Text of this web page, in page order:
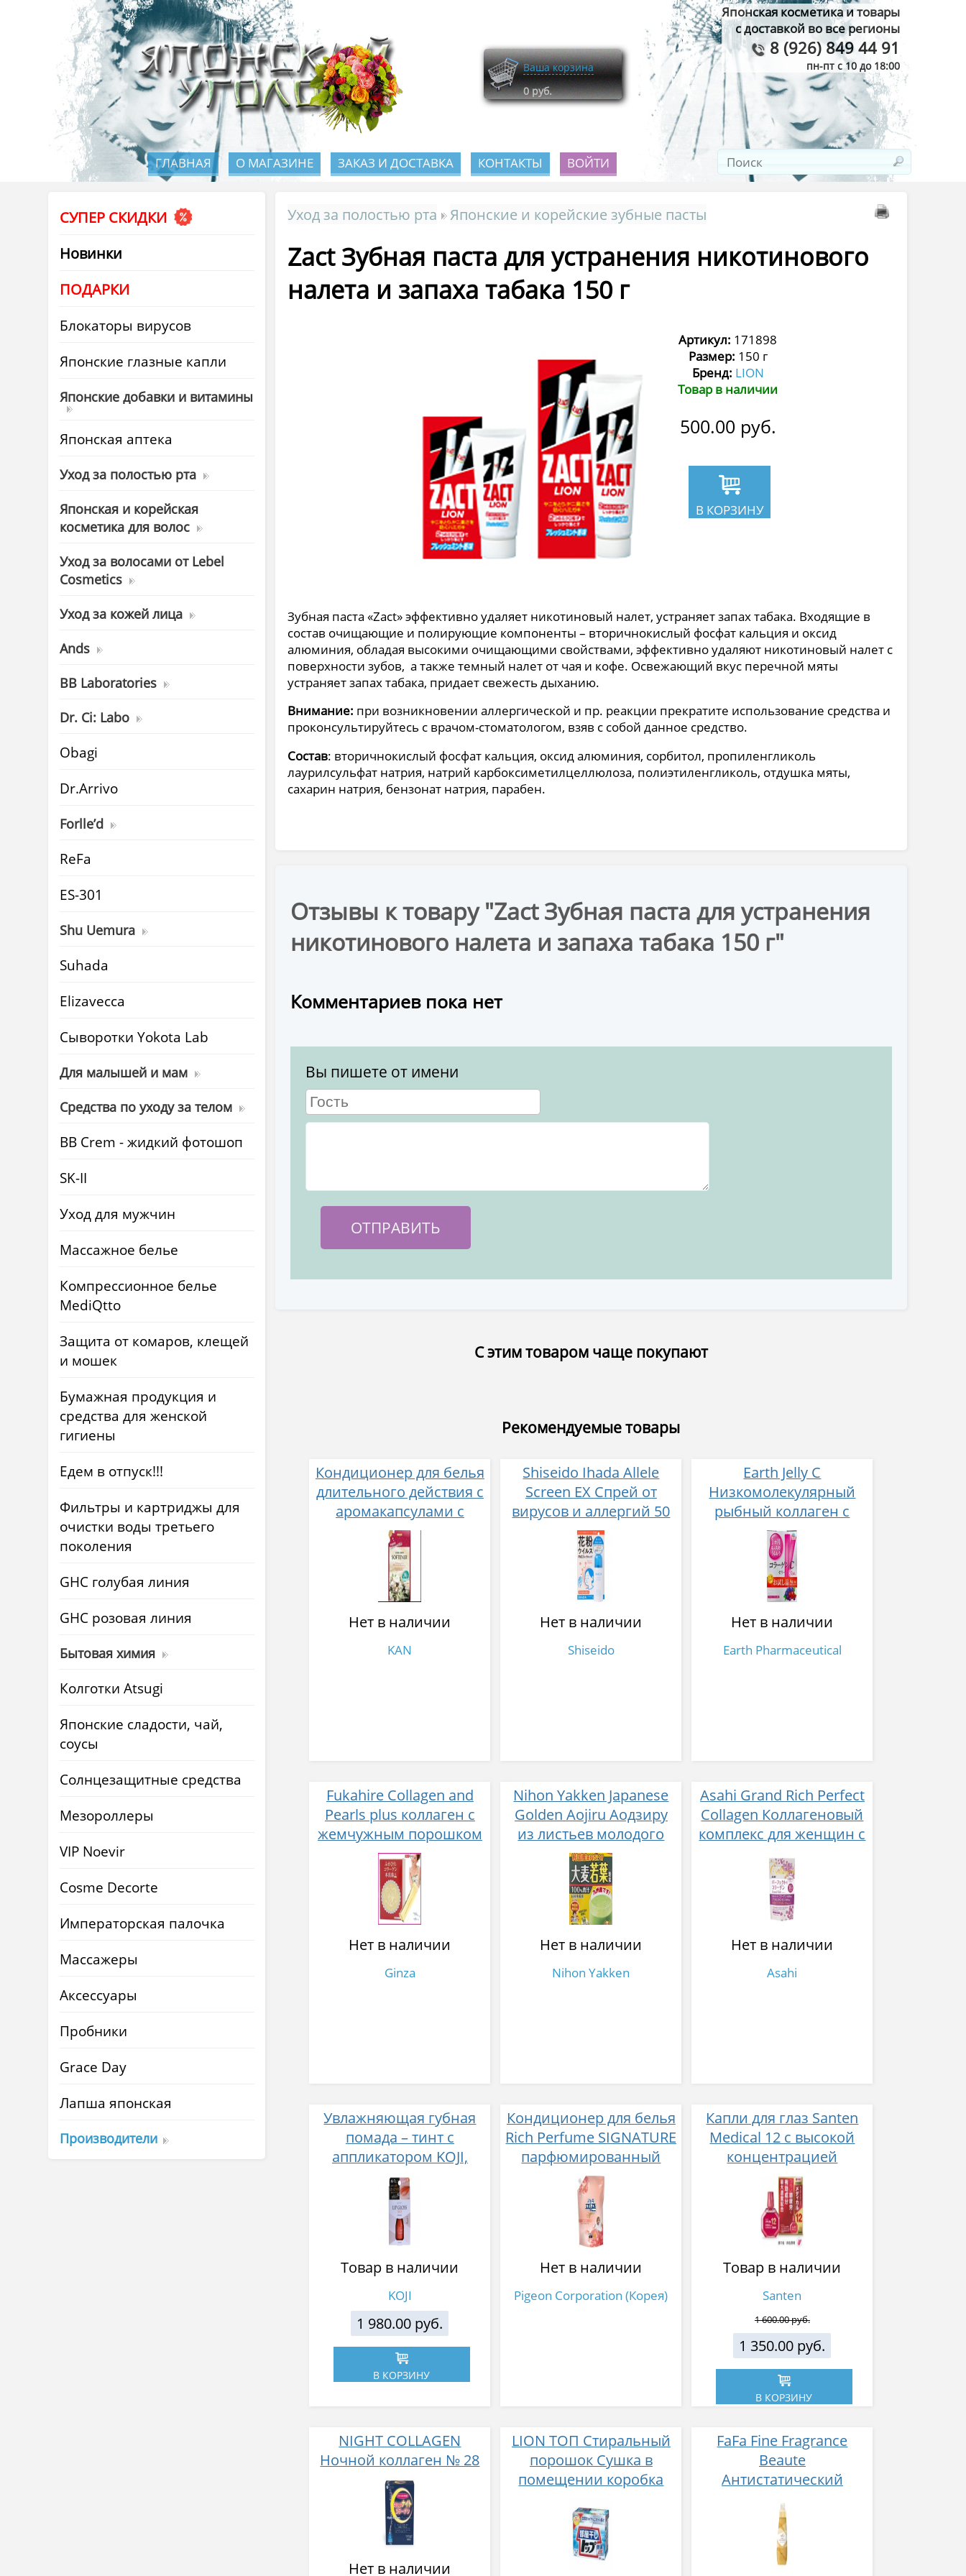
Японская косметика и товары
с доставкой во все регионы
8 (926) 849 44 91
пн-пт с 10 до 18:00
Ваша корзина
0 руб.
ГЛАВНАЯ О МАГАЗИНЕ ЗАКАЗ И ДОСТАВКА КОНТАКТЫ ВОЙТИ
СУПЕР СКИДКИ
Новинки
ПОДАРКИ
Блокаторы вирусов
Японские глазные капли
Японские добавки и витамины
Японская аптека
Уход за полостью рта
Японская и корейская
косметика для волос
Уход за волосами от Lebel
Cosmetics
Уход за кожей лица
Ands
BB Laboratories
Dr. Ci: Labo
Obagi
Dr.Arrivo
Forlle’d
ReFa
ES-301
Shu Uemura
Suhada
Elizavecca
Cыворотки Yokota Lab
Для малышей и мам
Средства по уходу за телом
BB Crem - жидкий фотошоп
SK-II
Уход для мужчин
Массажное белье
Компрессионное белье
MediQtto
Защита от комаров, клещей
и мошек
Бумажная продукция и
средства для женской
гигиены
Едем в отпуск!!!
Фильтры и картриджы для
очистки воды третьего
поколения
GHC голубая линия
GHC розовая линия
Бытовая химия
Колготки Atsugi
Японские сладости, чай,
соусы
Солнцезащитные средства
Мезороллеры
VIP Noevir
Cosme Decorte
Императорская палочка
Массажеры
Аксессуары
Пробники
Grace Day
Лапша японская
Производители
Уход за полостью рта Японские и корейские зубные пасты
Zact Зубная паста для устранения никотинового
налета и запаха табака 150 г
Артикул: 171898
Размер: 150 г
Бренд: LION
Товар в наличии
500.00 руб.
В КОРЗИНУ
Зубная паста «Zact» эффективно удаляет никотиновый налет, устраняет запах табака. Входящие в
состав очищающие и полирующие компоненты – вторичнокислый фосфат кальция и оксид
алюминия, обладая высокими очищающими свойствами, эффективно удаляют никотиновый налет с
поверхности зубов, а также темный налет от чая и кофе. Освежающий вкус перечной мяты
устраняет запах табака, придает свежесть дыханию.
Внимание: при возникновении аллергической и пр. реакции прекратите использование средства и
проконсультируйтесь с врачом-стоматологом, взяв с собой данное средство.
Состав: вторичнокислый фосфат кальция, оксид алюминия, сорбитол, пропиленгликоль
лаурилсульфат натрия, натрий карбоксиметилцеллюлоза, полиэтиленгликоль, отдушка мяты,
сахарин натрия, бензонат натрия, парабен.
Отзывы к товару "Zact Зубная паста для устранения
никотинового налета и запаха табака 150 г"
Комментариев пока нет
Вы пишете от имени
С этим товаром чаще покупают
Рекомендуемые товары
Кондиционер для белья
длительного действия с
аромакапсулами с
экзотическим ароматом
500 мл
Нет в наличии
KAN
Shiseido Ihada Allele
Screen EX Спрей от
вирусов и аллергий 50
гр
Нет в наличии
Shiseido
Earth Jelly C
Низкомолекулярный
рыбный коллаген с
витамином С и 5
активных компонентов
с ягодным вкусом 8 гр
31 стик
Нет в наличии
Earth Pharmaceutical
Fukahire Collagen and
Pearls plus коллаген с
жемчужным порошком
№ 30
Нет в наличии
Ginza
Nihon Yakken Japanese
Golden Aojiru Аодзиру
из листьев молодого
ячменя
Нет в наличии
Nihon Yakken
Asahi Grand Rich Perfect
Collagen Коллагеновый
комплекс для женщин с
плацентой и
изофлавонами сои 228
гр
Нет в наличии
Asahi
Увлажняющая губная
помада – тинт с
аппликатором KOJI,
Красно-оранжевый
Товар в наличии
KOJI
1 980.00 руб.
В КОРЗИНУ
Кондиционер для белья
Rich Perfume SIGNATURE
парфюмированный
супер-концентрат с
ароматом Фиеста 1,6 л
Нет в наличии
Pigeon Corporation (Корея)
Капли для глаз Santen
Medical 12 с высокой
концентрацией
активных компонентов
12 мл
Товар в наличии
Santen
1 600.00 руб.
1 350.00 руб.
В КОРЗИНУ
NIGHT COLLAGEN
Ночной коллаген № 28
Нет в наличии
LION ТОП Стиральный
порошок Сушка в
помещении коробка
FaFa Fine Fragrance
Beaute
Антистатический
кондиционер для белья
с ароматом цветов,
мускуса и сандалового
дерева 600 мл